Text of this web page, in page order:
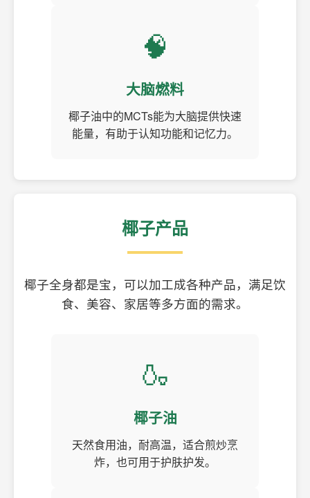
🧠
大脑燃料
椰子油中的MCTs能为大脑提供快速
能量，有助于认知功能和记忆力。
椰子产品
椰子全身都是宝，可以加工成各种产品，满足饮
食、美容、家居等多方面的需求。
🍶
椰子油
天然食用油，耐高温，适合煎炒烹
炸，也可用于护肤护发。